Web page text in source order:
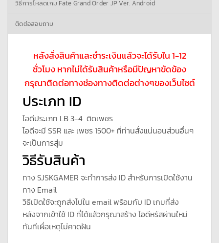
วิธีการโหลดเกม Fate Grand Order JP Ver. Android
ติดต่อสอบถาม
หลังสั่งสินค้าและชำระเงินแล้วจะได้รับใน 1-12
ชั่วโมง หากไม่ได้รับสินค้าหรือมีปัญหาขัดข้อง
กรุณาติดต่อทางช่องทางติดต่อต่างๆของเว็บไซต์
ประเภท ID
ไอดีประเภท LB 3-4 ติดเพชร
ไอดีจะมี SSR และ เพชร 1500+ ที่ท่านสั่งแน่นอนส่วนอื่นๆ
จะเป็นการสุ่ม
วิธีรับสินค้า
ทาง SJSKGAMER จะทำการส่ง ID สำหรับการเปิดใช้งาน
ทาง Email
วิธีเปิดใช้จะถูกส่งไปใน email พร้อมกับ ID เกมที่ส่ง
หลังจากเข้าใช้ ID ที่ได้แล้วกรุณาสร้าง ไอดีหรัสผ่านใหม่
ทันทีเผื่อเหตุไม่คาดฝัน